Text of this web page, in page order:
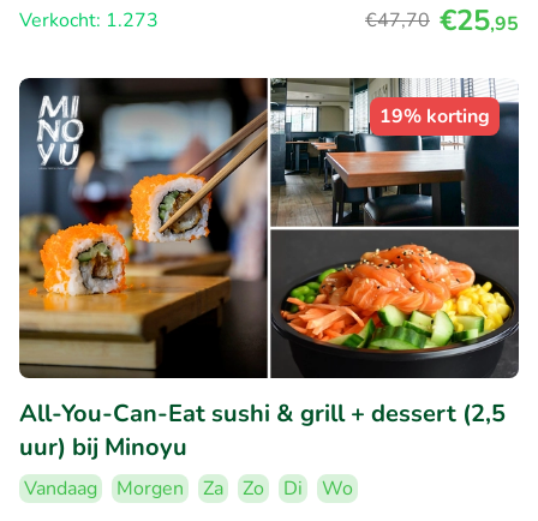
Verkocht: 1.273
€47,70 €25,95
19% korting
All-You-Can-Eat sushi & grill + dessert (2,5
uur) bij Minoyu
Vandaag Morgen Za Zo Di
Wo